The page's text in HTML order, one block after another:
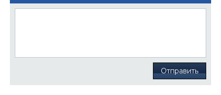
Отправить